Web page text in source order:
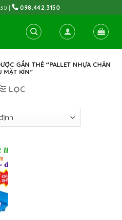
| 098.442.3150
GẮN THẺ “PALLET NHỰA CHÂN
MẶT KÍN”
LỌC